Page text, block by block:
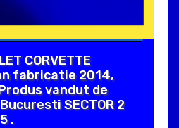
CORVETTE
fabricatie 2014,
vandut de
SECTOR 2
.